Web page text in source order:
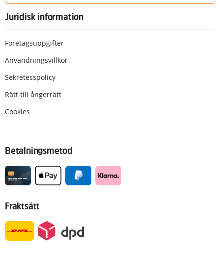
Juridisk information
Företagsuppgifter
Användningsvillkor
Sekretesspolicy
Rätt till ångerrätt
Cookies
Betalningsmetod
Fraktsätt